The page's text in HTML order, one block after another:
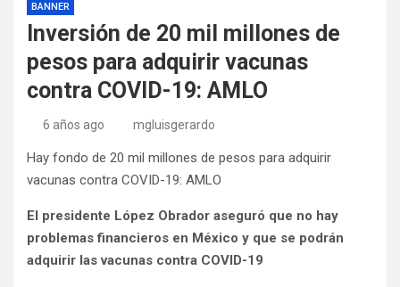
BANNER
Inversión de 20 mil millones de
pesos para adquirir vacunas
contra COVID-19: AMLO
6 años ago mgluisgerardo
Hay fondo de 20 mil millones de pesos para adquirir
vacunas contra COVID-19: AMLO
El presidente López Obrador aseguró que no hay
problemas financieros en México y que se podrán
adquirir las vacunas contra COVID-19